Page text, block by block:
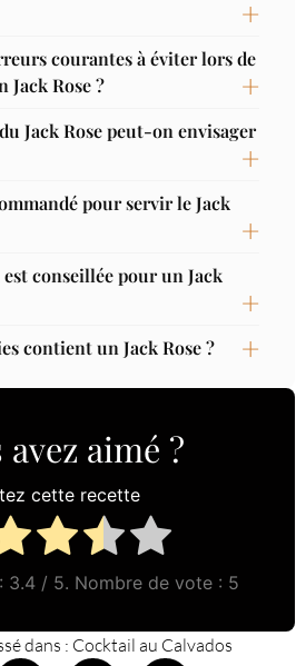
courantes à éviter lors de
Jack Rose ?
Jack Rose peut-on envisager
pour servir le Jack
conseillée pour un Jack
contient un Jack Rose ?
avez aimé ?
cette recette
3.4/ 5. Nombre de vote : 5
dans : Cocktail au Calvados